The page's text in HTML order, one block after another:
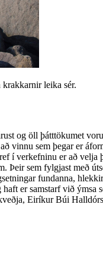
leika sér.
og öll þátttökumet
sem þegar er
verkefninu er að velja
Þeir sem fylgjast með
fundanna,
er samstarf við ýmsa
Eiríkur Búi